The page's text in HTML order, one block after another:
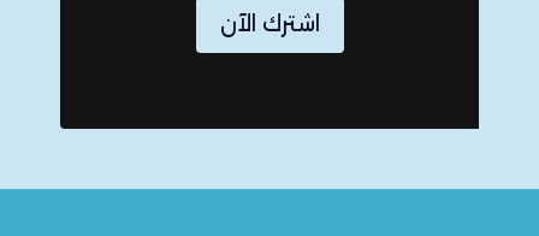
اشترك الآن